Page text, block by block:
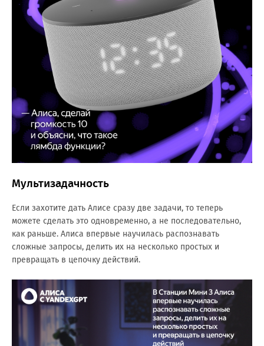
Мультизадачность
Если захотите дать Алисе сразу две задачи, то теперь
можете сделать это одновременно, а не последовательно,
как раньше. Алиса впервые научилась распознавать
сложные запросы, делить их на несколько простых и
превращать в цепочку действий.